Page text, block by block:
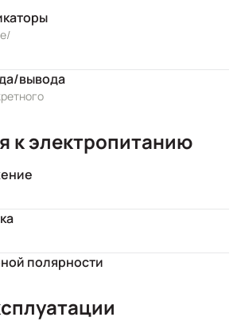
вывода
к электропитанию
полярности